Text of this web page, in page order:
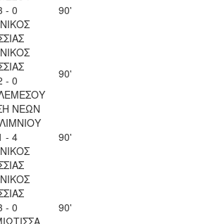
- 0
90'
- 0
90'
ΝΕΩΝ
- 4
90'
- 0
90'